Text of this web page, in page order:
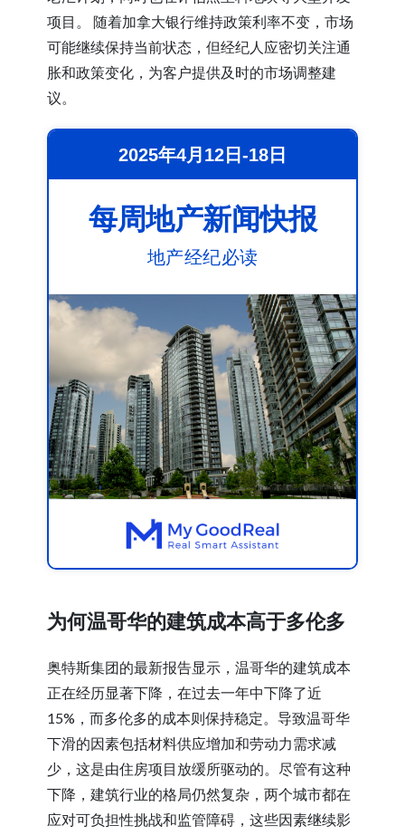
项目。 随着加拿大银行维持政策利率不变，市场
可能继续保持当前状态，但经纪人应密切关注通
胀和政策变化，为客户提供及时的市场调整建
议。
2025年4月12日-18日
每周地产新闻快报
地产经纪必读
为何温哥华的建筑成本高于多伦多
奥特斯集团的最新报告显示，温哥华的建筑成本
正在经历显著下降，在过去一年中下降了近
15%，而多伦多的成本则保持稳定。导致温哥华
下滑的因素包括材料供应增加和劳动力需求减
少，这是由住房项目放缓所驱动的。尽管有这种
下降，建筑行业的格局仍然复杂，两个城市都在
应对可负担性挑战和监管障碍，这些因素继续影